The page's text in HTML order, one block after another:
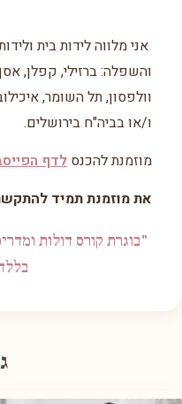
אני מלווה לידות בית
והשפלה: ברזילי, קפלן,
וולפסון, תל השומר,
ו/או בביה"ח בירושלים.
מוזמנת להכנס לדף
את מוזמנת תמיד
"בוגרת קורס דולות